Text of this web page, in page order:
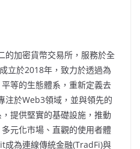
的加密貨幣交易所，服務於全
立於2018年，致力於透過為
等的生態體系，重新定義去
注於Web3領域，並與領先的
提供堅實的基礎設施，推動
元化市場、直觀的使用者體
成為連線傳統金融(TradFi)與